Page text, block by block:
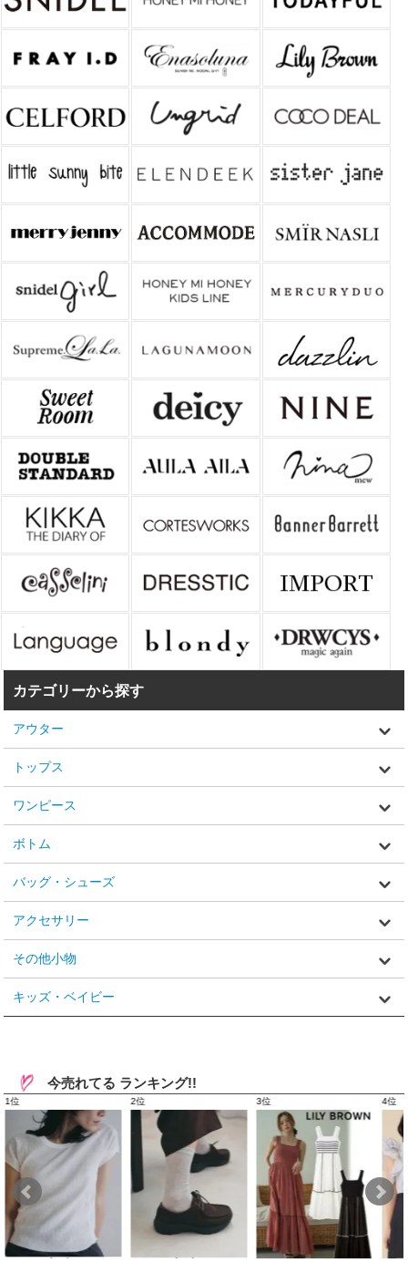
カテゴリーから探す
アウター
トップス
ワンピース
ボトム
バッグ・シューズ
アクセサリー
その他小物
キッズ・ベイビー
今売れてる ランキング!!